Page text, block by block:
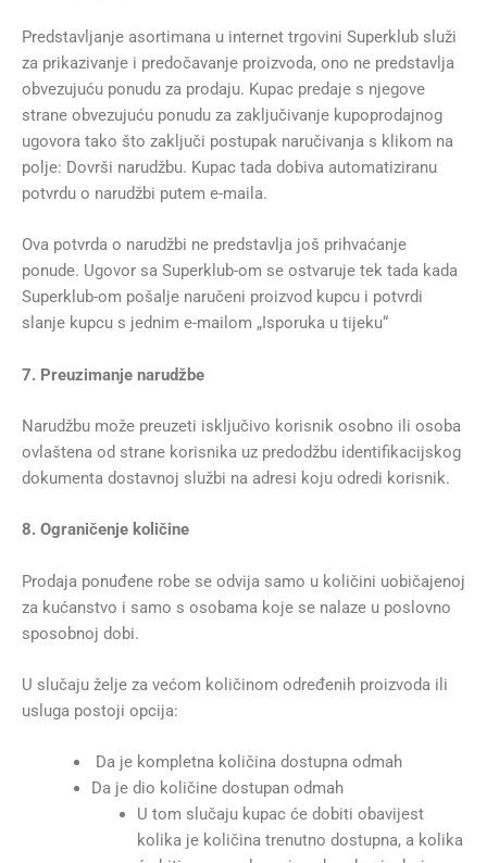
Predstavljanje asortimana u internet trgovini Superklub služi
za prikazivanje i predočavanje proizvoda, ono ne predstavlja
obvezujuću ponudu za prodaju. Kupac predaje s njegove
strane obvezujuću ponudu za zaključivanje kupoprodajnog
ugovora tako što zaključi postupak naručivanja s klikom na
polje: Dovrši narudžbu. Kupac tada dobiva automatiziranu
potvrdu o narudžbi putem e-maila.
Ova potvrda o narudžbi ne predstavlja još prihvaćanje
ponude. Ugovor sa Superklub-om se ostvaruje tek tada kada
Superklub-om pošalje naručeni proizvod kupcu i potvrdi
slanje kupcu s jednim e-mailom „Isporuka u tijeku“
7. Preuzimanje narudžbe
Narudžbu može preuzeti isključivo korisnik osobno ili osoba
ovlaštena od strane korisnika uz predodžbu identifikacijskog
dokumenta dostavnoj službi na adresi koju odredi korisnik.
8. Ograničenje količine
Prodaja ponuđene robe se odvija samo u količini uobičajenoj
za kućanstvo i samo s osobama koje se nalaze u poslovno
sposobnoj dobi.
U slučaju želje za većom količinom određenih proizvoda ili
usluga postoji opcija:
Da je kompletna količina dostupna odmah
Da je dio količine dostupan odmah
U tom slučaju kupac će dobiti obavijest
kolika je količina trenutno dostupna, a kolika